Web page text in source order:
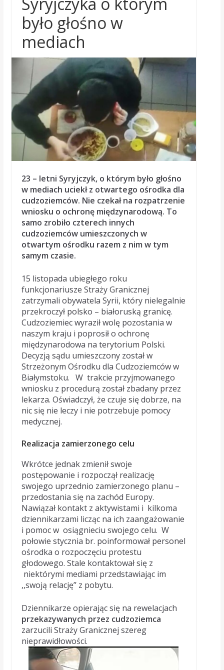
było głośno w
mediach
23 – letni Syryjczyk, o którym było głośno
w mediach uciekł z otwartego ośrodka dla
cudzoziemców. Nie czekał na rozpatrzenie
wniosku o ochronę międzynarodową. To
samo zrobiło czterech innych
cudzoziemców umieszczonych w
otwartym ośrodku razem z nim w tym
samym czasie.
15 listopada ubiegłego roku
funkcjonariusze Straży Granicznej
zatrzymali obywatela Syrii, który nielegalnie
przekroczył polsko – białoruską granicę.
Cudzoziemiec wyraził wolę pozostania w
naszym kraju i poprosił o ochronę
międzynarodowa na terytorium Polski.
Decyzją sądu umieszczony został w
Strzeżonym Ośrodku dla Cudzoziemców w
Białymstoku. W trakcie przyjmowanego
wniosku z procedurą został zbadany przez
lekarza. Oświadczył, że czuje się dobrze, na
nic się nie leczy i nie potrzebuje pomocy
medycznej.
Realizacja zamierzonego celu
Wkrótce jednak zmienił swoje
postępowanie i rozpoczął realizację
swojego uprzednio zamierzonego planu –
przedostania się na zachód Europy.
Nawiązał kontakt z aktywistami i kilkoma
dziennikarzami licząc na ich zaangażowanie
i pomoc w osiągnieciu swojego celu. W
połowie stycznia br. poinformował personel
ośrodka o rozpoczęciu protestu
głodowego. Stale kontaktował się z
niektórymi mediami przedstawiając im
,,swoją relację’’ z pobytu.
Dziennikarze opierając się na rewelacjach
przekazywanych przez cudzoziemca
zarzucili Straży Granicznej szereg
nieprawidłowości.